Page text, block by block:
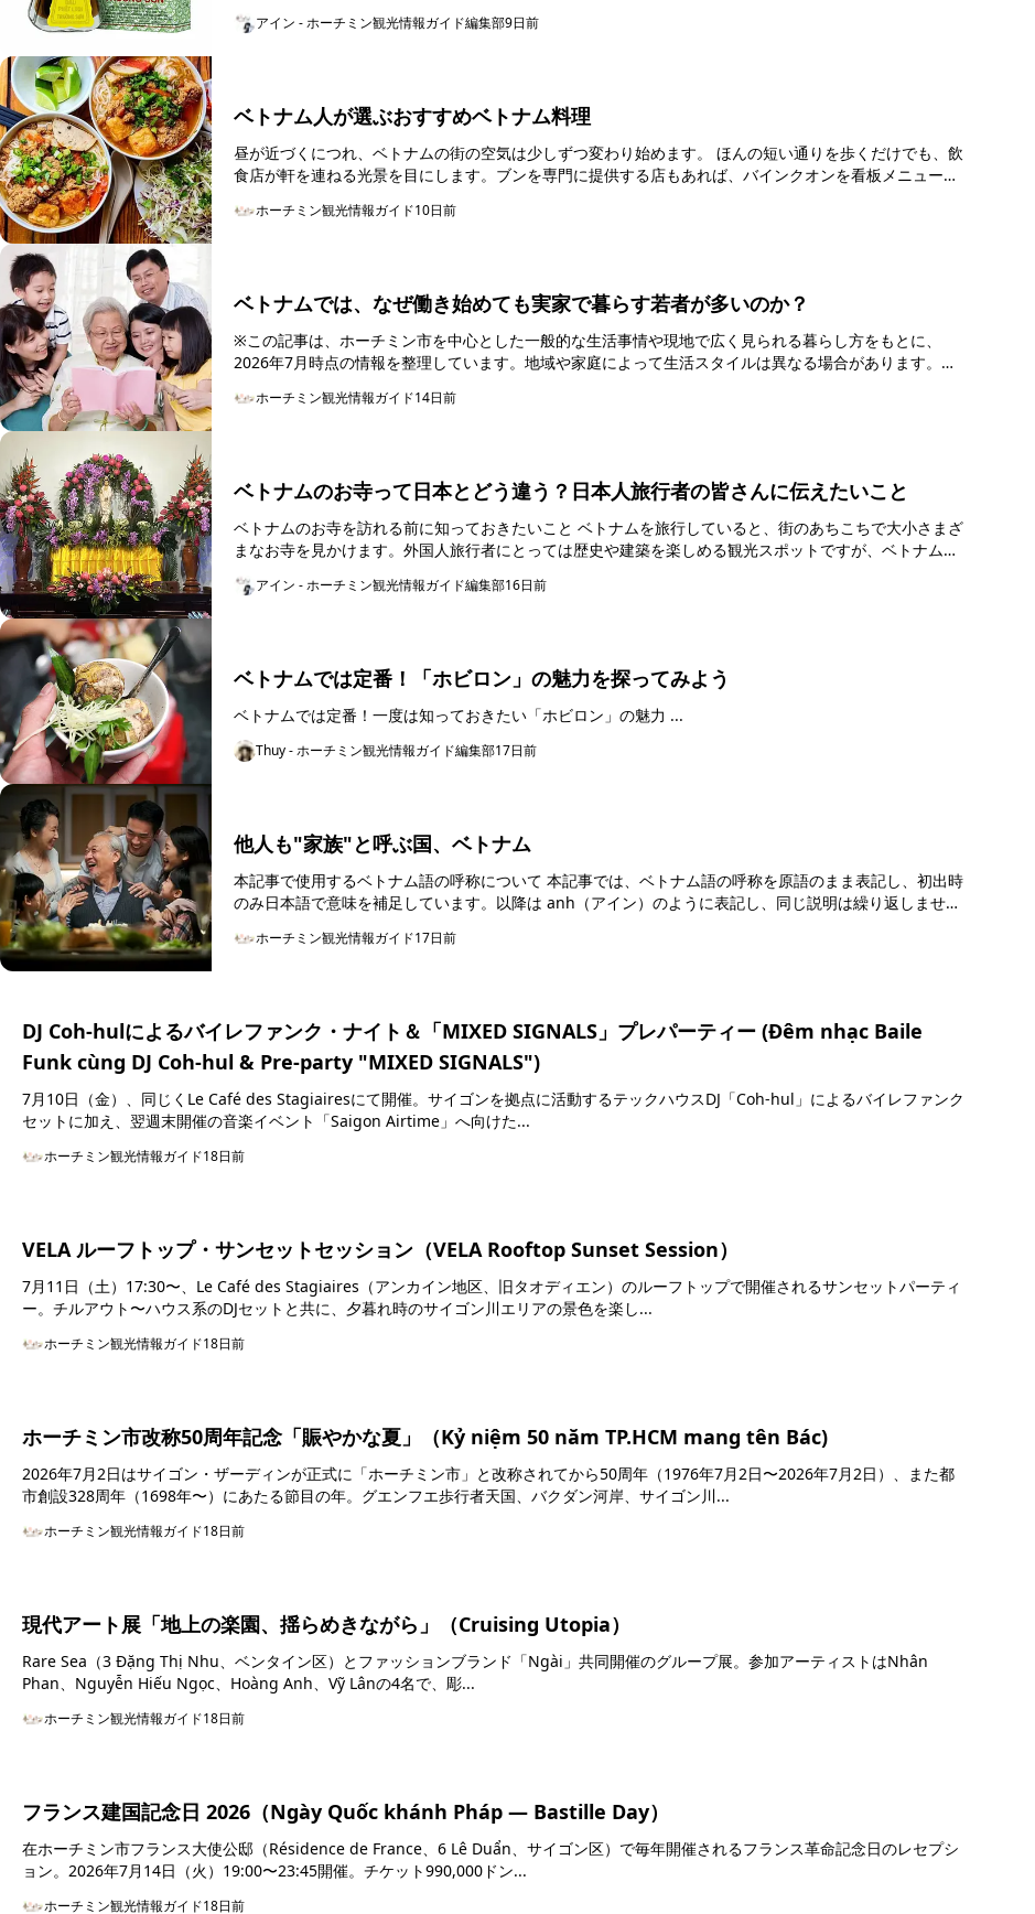
アイン - ホーチミン観光情報ガイド編集部9日前
ベトナム人が選ぶおすすめベトナム料理
昼が近づくにつれ、ベトナムの街の空気は少しずつ変わり始めます。 ほんの短い通りを歩くだけでも、飲
食店が軒を連ねる光景を目にします。ブンを専門に提供する店もあれば、バインクオンを看板メニューに
ホーチミン観光情報ガイド10日前
ベトナムでは、なぜ働き始めても実家で暮らす若者が多いのか？
※この記事は、ホーチミン市を中心とした一般的な生活事情や現地で広く見られる暮らし方をもとに、
2026年7月時点の情報を整理しています。地域や家庭によって生活スタイルは異なる場合があります。
ホーチミン観光情報ガイド14日前
ベトナムのお寺って日本とどう違う？日本人旅行者の皆さんに伝えたいこと
ベトナムのお寺を訪れる前に知っておきたいこと ベトナムを旅行していると、街のあちこちで大小さまざ
まなお寺を見かけます。外国人旅行者にとっては歴史や建築を楽しめる観光スポットですが、ベトナムの
アイン - ホーチミン観光情報ガイド編集部16日前
ベトナムでは定番！「ホビロン」の魅力を探ってみよう
ベトナムでは定番！一度は知っておきたい「ホビロン」の魅力 ...
Thuy - ホーチミン観光情報ガイド編集部17日前
他人も"家族"と呼ぶ国、ベトナム
本記事で使用するベトナム語の呼称について 本記事では、ベトナム語の呼称を原語のまま表記し、初出時
のみ日本語で意味を補足しています。以降は anh（アイン）のように表記し、同じ説明は繰り返しませ
ホーチミン観光情報ガイド17日前
DJ Coh-hulによるバイレファンク・ナイト＆「MIXED SIGNALS」プレパーティー (Đêm nhạc Baile
Funk cùng DJ Coh-hul & Pre-party "MIXED SIGNALS")
7月10日（金）、同じくLe Café des Stagiairesにて開催。サイゴンを拠点に活動するテックハウスDJ「Coh-hul」によるバイレファンク
セットに加え、翌週末開催の音楽イベント「Saigon Airtime」へ向けた...
ホーチミン観光情報ガイド18日前
VELA ルーフトップ・サンセットセッション（VELA Rooftop Sunset Session）
7月11日（土）17:30〜、Le Café des Stagiaires（アンカイン地区、旧タオディエン）のルーフトップで開催されるサンセットパーティ
ー。チルアウト〜ハウス系のDJセットと共に、夕暮れ時のサイゴン川エリアの景色を楽し...
ホーチミン観光情報ガイド18日前
ホーチミン市改称50周年記念「賑やかな夏」（Kỷ niệm 50 năm TP.HCM mang tên Bác)
2026年7月2日はサイゴン・ザーディンが正式に「ホーチミン市」と改称されてから50周年（1976年7月2日〜2026年7月2日）、また都
市創設328周年（1698年〜）にあたる節目の年。グエンフエ歩行者天国、バクダン河岸、サイゴン川...
ホーチミン観光情報ガイド18日前
現代アート展「地上の楽園、揺らめきながら」（Cruising Utopia）
Rare Sea（3 Đặng Thị Nhu、ベンタイン区）とファッションブランド「Ngài」共同開催のグループ展。参加アーティストはNhân
Phan、Nguyễn Hiếu Ngọc、Hoàng Anh、Vỹ Lânの4名で、彫...
ホーチミン観光情報ガイド18日前
フランス建国記念日 2026（Ngày Quốc khánh Pháp — Bastille Day）
在ホーチミン市フランス大使公邸（Résidence de France、6 Lê Duẩn、サイゴン区）で毎年開催されるフランス革命記念日のレセプシ
ョン。2026年7月14日（火）19:00〜23:45開催。チケット990,000ドン...
ホーチミン観光情報ガイド18日前